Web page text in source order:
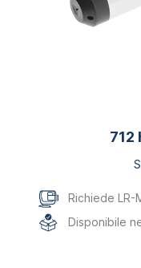
712
Richiede LR-
Disponibile